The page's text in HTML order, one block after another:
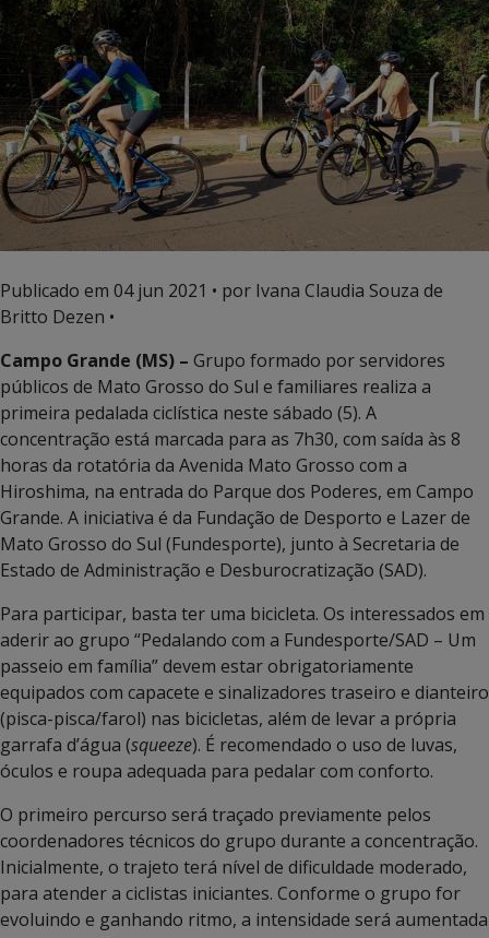
Publicado em 04 jun 2021 • por Ivana Claudia Souza de
Britto Dezen •
Campo Grande (MS) – Grupo formado por servidores
públicos de Mato Grosso do Sul e familiares realiza a
primeira pedalada ciclística neste sábado (5). A
concentração está marcada para as 7h30, com saída às 8
horas da rotatória da Avenida Mato Grosso com a
Hiroshima, na entrada do Parque dos Poderes, em Campo
Grande. A iniciativa é da Fundação de Desporto e Lazer de
Mato Grosso do Sul (Fundesporte), junto à Secretaria de
Estado de Administração e Desburocratização (SAD).
Para participar, basta ter uma bicicleta. Os interessados em
aderir ao grupo “Pedalando com a Fundesporte/SAD – Um
passeio em família” devem estar obrigatoriamente
equipados com capacete e sinalizadores traseiro e dianteiro
(pisca-pisca/farol) nas bicicletas, além de levar a própria
garrafa d’água (squeeze). É recomendado o uso de luvas,
óculos e roupa adequada para pedalar com conforto.
O primeiro percurso será traçado previamente pelos
coordenadores técnicos do grupo durante a concentração.
Inicialmente, o trajeto terá nível de dificuldade moderado,
para atender a ciclistas iniciantes. Conforme o grupo for
evoluindo e ganhando ritmo, a intensidade será aumentada